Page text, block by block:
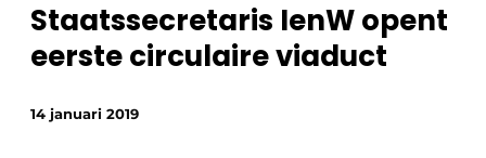
Staatssecretaris IenW opent
eerste circulaire viaduct
14 januari 2019